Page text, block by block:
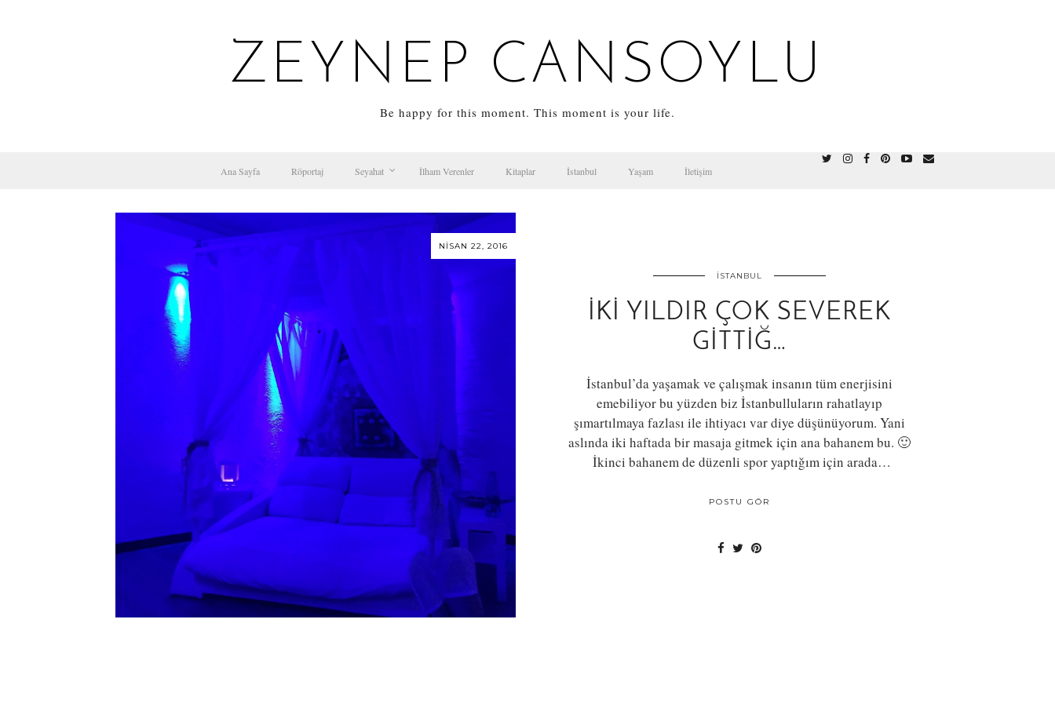
ZEYNEP CANSOYLU
Be happy for this moment. This moment is your life.
Ana Sayfa Röportaj Seyahat İlham Verenler Kitaplar İstanbul Yaşam İletişim
NISAN 22, 2016
İSTANBUL
İKI YILDIR ÇOK SEVEREK
GITTIĞ…
İstanbul’da yaşamak ve çalışmak insanın tüm enerjisini
emebiliyor bu yüzden biz İstanbulluların rahatlayıp
şımartılmaya fazlası ile ihtiyacı var diye düşünüyorum. Yani
aslında iki haftada bir masaja gitmek için ana bahanem bu. 🙂
İkinci bahanem de düzenli spor yaptığım için arada…
POSTU GÖR